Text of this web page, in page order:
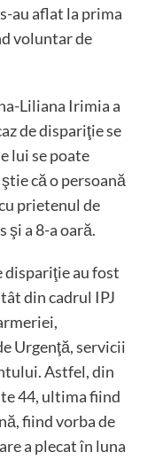
au aflat la prima
voluntar de
Liliana Irimia a
de dispariţie se
lui se poate
că o persoană
prietenul de
şi a 8-a oară.
dispariţie au fost
din cadrul IPJ
Urgenţă, servicii
Astfel, din
44, ultima fiind
fiind vorba de
a plecat în luna